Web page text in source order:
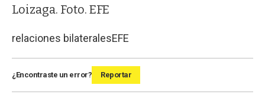
Loizaga. Foto. EFE
relaciones bilateralesEFE
¿Encontraste un error? Reportar